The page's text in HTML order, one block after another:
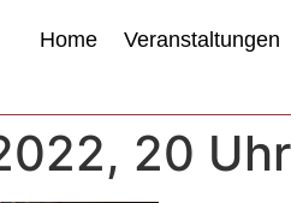
Home Veranstaltungen
20